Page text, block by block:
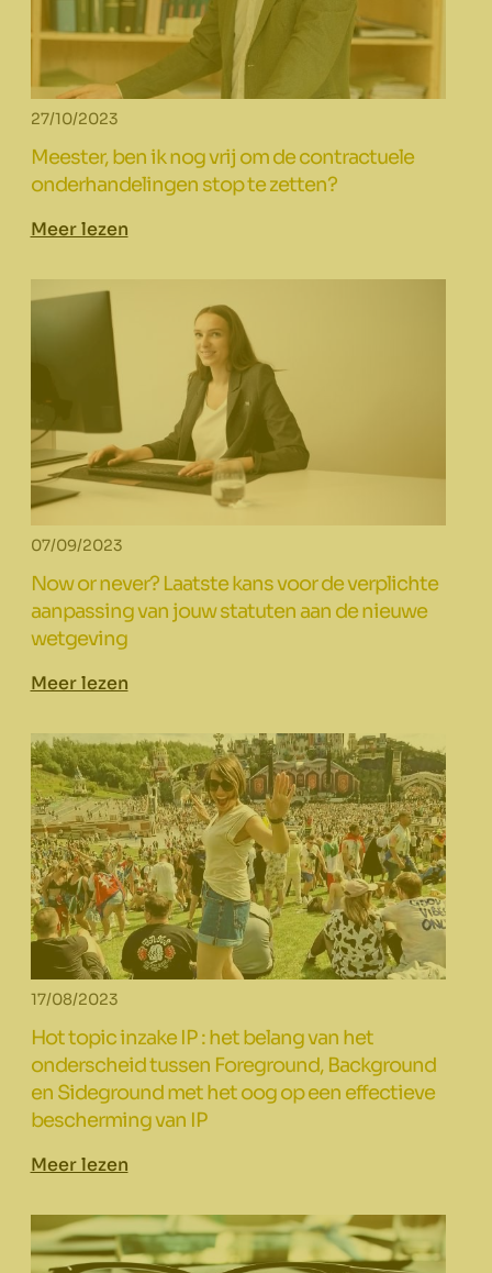
27/10/2023
Meester, ben ik nog vrij om de contractuele
onderhandelingen stop te zetten?
Meer lezen
07/09/2023
Now or never? Laatste kans voor de verplichte
aanpassing van jouw statuten aan de nieuwe
wetgeving
Meer lezen
17/08/2023
Hot topic inzake IP : het belang van het
onderscheid tussen Foreground, Background
en Sideground met het oog op een effectieve
bescherming van IP
Meer lezen